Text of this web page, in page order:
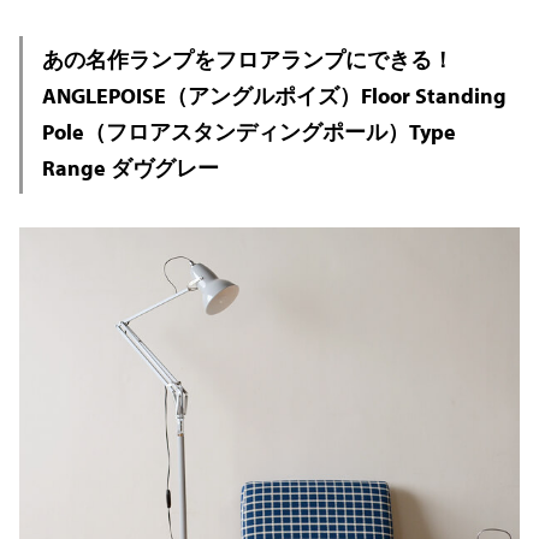
あの名作ランプをフロアランプにできる！
ANGLEPOISE（アングルポイズ）Floor Standing
Pole（フロアスタンディングポール）Type
Range ダヴグレー